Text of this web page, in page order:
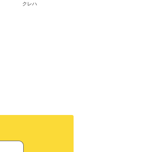
クレハ